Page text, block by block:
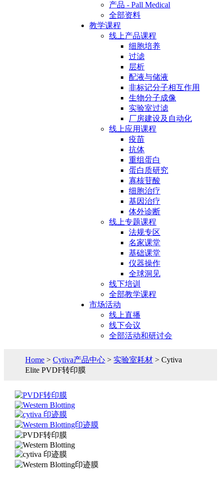
产品 - Pall Medical
全部资料
教学课程
线上产品课程
细胞培养
过滤
层析
配液与储液
非标记分子相互作用
生物分子成像
实验室过滤
厂房建设及自动化
线上应用课程
疫苗
抗体
重组蛋白
蛋白质研究
寡核苷酸
细胞治疗
基因治疗
体外诊断
线上专题课程
法规专区
名家课堂
基础课堂
仪器操作
全球洞见
线下培训
全部教学课程
市场活动
线上直播
线下会议
全部活动和研讨会
Home >Cytiva产品中心 > 实验室耗材 > Cytiva
Elite PVDF转印膜